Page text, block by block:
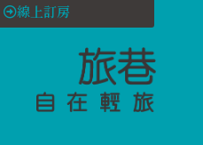
線上訂房